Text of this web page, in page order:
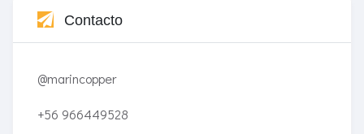
Contacto
@marincopper
+56 966449528